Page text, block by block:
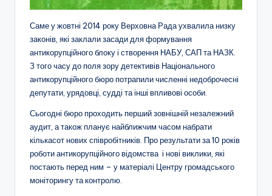
Саме у жовтні 2014 року Верховна Рада ухвалила низку
законів, які заклали засади для формування
антикорупційного блоку і створення НАБУ, САП та НАЗК.
З того часу до поля зору детективів Національного
антикорупційного бюро потрапили численні недоброчесні
депутати, урядовці, судді та інші впливові особи.
Сьогодні бюро проходить перший зовнішній незалежний
аудит, а також планує найближчим часом набрати
кількасот нових співробітників. Про результати за 10 років
роботи антикорупційного відомства і нові виклики, які
постають перед ним – у матеріалі Центру громадського
моніторингу та контролю.